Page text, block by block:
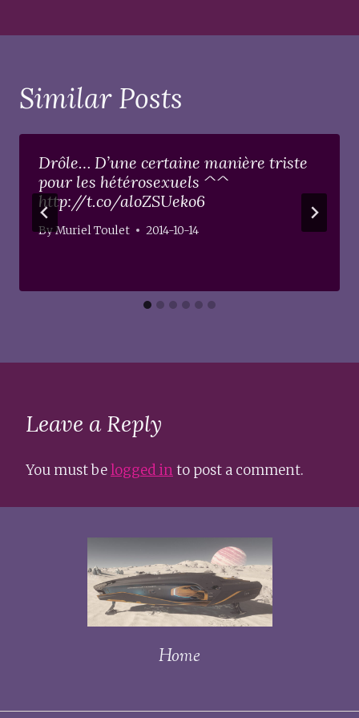
Similar Posts
Drôle… D’une certaine manière triste
pour les hétérosexuels ^^
http://t.co/aloZSUeko6
ByMuriel Toulet 2014-10-14
Leave a Reply
You must belogged into post a comment.
Home